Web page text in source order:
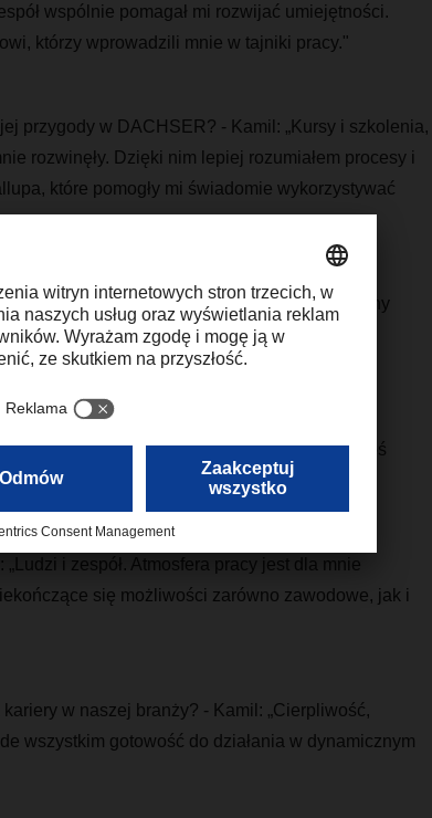
wspólnie pomagał mi rozwijać umiejętności.
którzy wprowadzili mnie w tajniki pracy."
przygody w DACHSER? - Kamil: „Kursy i szkolenia,
rozwinęły. Dzięki nim lepiej rozumiałem procesy i
które pomogły mi świadomie wykorzystywać
dumny? - Kamil: „Najbardziej dumny
skomplikowanego systemu oraz
praktyce."
„Bądź cierpliwy. W transporcie zawsze coś
sukcesu."
i zespół. Atmosfera pracy jest dla mnie
się możliwości zarówno zawodowe, jak i
w naszej branży? - Kamil: „Cierpliwość,
wszystkim gotowość do działania w dynamicznym